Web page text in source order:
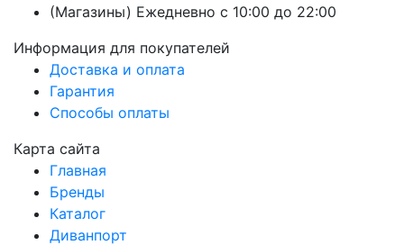
(Магазины) Ежедневно с 10:00 до 22:00
Информация для покупателей
Доставка и оплата
Гарантия
Способы оплаты
Карта сайта
Главная
Бренды
Каталог
Диванпорт